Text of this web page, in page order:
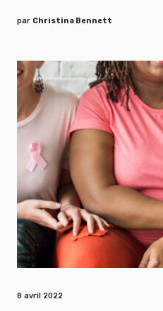
par Christina Bennett
8 avril 2022